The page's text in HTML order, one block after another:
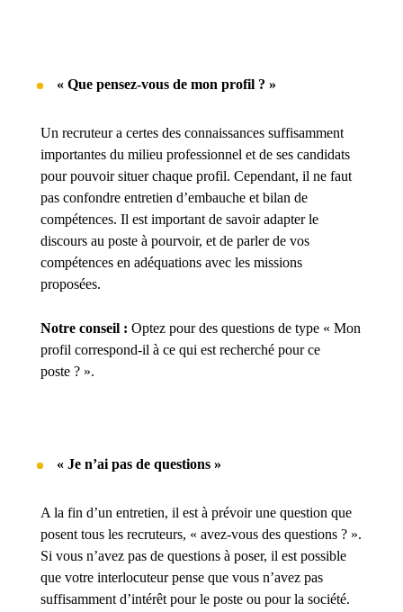
« Que pensez-vous de mon profil ? »
Un recruteur a certes des connaissances suffisamment
importantes du milieu professionnel et de ses candidats
pour pouvoir situer chaque profil. Cependant, il ne faut
pas confondre entretien d’embauche et bilan de
compétences. Il est important de savoir adapter le
discours au poste à pourvoir, et de parler de vos
compétences en adéquations avec les missions
proposées.
Notre conseil : Optez pour des questions de type « Mon
profil correspond-il à ce qui est recherché pour ce
poste ? ».
« Je n’ai pas de questions »
A la fin d’un entretien, il est à prévoir une question que
posent tous les recruteurs, « avez-vous des questions ? ».
Si vous n’avez pas de questions à poser, il est possible
que votre interlocuteur pense que vous n’avez pas
suffisamment d’intérêt pour le poste ou pour la société.